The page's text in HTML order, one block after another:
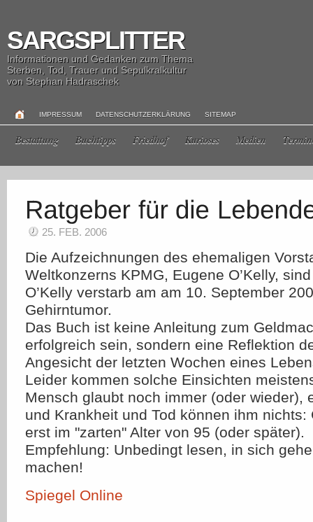
SARGSPLITTER
Informationen und Gedanken zum Thema
Sterben, Tod, Trauer und Sepulkralkultur
von Stephan Hadraschek
IMPRESSUM DATENSCHUTZERKLÄRUNG SITEMAP
Bestattung Buchtipps Friedhof Kurioses Medien
25. FEB. 2006
Die Aufzeichnungen des ehemaligen
Weltkonzerns KPMG, Eugene O’Kelly,
O’Kelly verstarb am am 10. September
Gehirntumor.
Das Buch ist keine Anleitung zum
erfolgreich sein, sondern eine Reflektion
Angesicht der letzten Wochen eines
Leider kommen solche Einsichten
Mensch glaubt noch immer (oder wieder),
und Krankheit und Tod können ihm nichts:
erst im "zarten" Alter von 95 (oder später).
Empfehlung: Unbedingt lesen, in sich
machen!
Spiegel Online